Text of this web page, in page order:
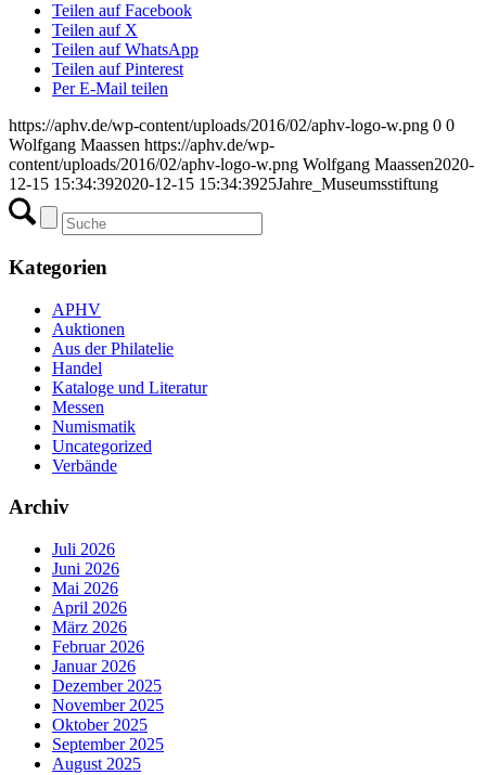
Teilen auf Facebook
Teilen auf X
Teilen auf WhatsApp
Teilen auf Pinterest
Per E-Mail teilen
https://aphv.de/wp-content/uploads/2016/02/aphv-logo-w.png 0 0
Wolfgang Maassen https://aphv.de/wp-
content/uploads/2016/02/aphv-logo-w.png Wolfgang Maassen2020-
12-15 15:34:392020-12-15 15:34:3925Jahre_Museumsstiftung
Kategorien
APHV
Auktionen
Aus der Philatelie
Handel
Kataloge und Literatur
Messen
Numismatik
Uncategorized
Verbände
Archiv
Juli 2026
Juni 2026
Mai 2026
April 2026
März 2026
Februar 2026
Januar 2026
Dezember 2025
November 2025
Oktober 2025
September 2025
August 2025